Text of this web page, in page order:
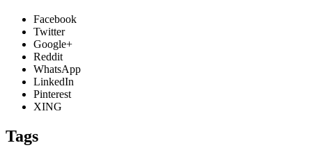
Facebook
Twitter
Google+
Reddit
WhatsApp
LinkedIn
Pinterest
XING
Tags